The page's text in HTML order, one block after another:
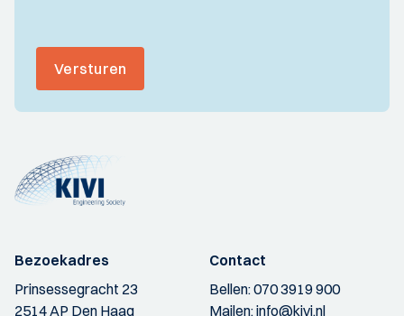
Versturen
Bezoekadres
Prinsessegracht 23
2514 AP Den Haag
Contact
Bellen:070 3919 900
Mailen:info@kivi.nl